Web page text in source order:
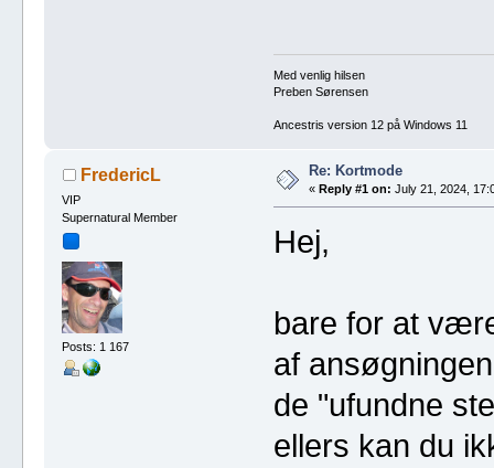
Med venlig hilsen
Preben Sørensen
Ancestris version 12 på Windows 11
FredericL
VIP
Supernatural Member
Posts: 1 167
Re: Kortmode
« Reply #1 on: July 21, 2024,
Hej,
bare for at
af
de "ufundne
ellers kan du